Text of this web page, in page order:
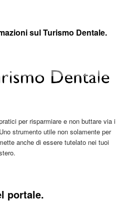
sul Turismo Dentale.
per risparmiare e non buttare via i
strumento utile non solamente per
anche di essere tutelato nei tuoi
portale.